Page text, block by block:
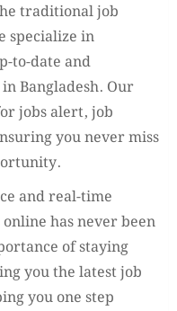
traditional job
specialize in
to-date and
Bangladesh. Our
jobs alert, job
you never miss
and real-time
has never been
of staying
you the latest job
you one step